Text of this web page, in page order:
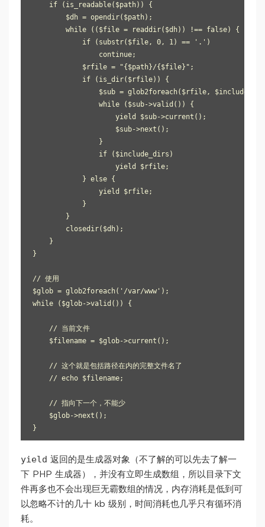
    if (is_readable($path)) {
        $dh = opendir($path);
        while (($file = readdir($dh)) !== false) {
            if (substr($file, 0, 1) == '.')
                continue;
            $rfile = "{$path}/{$file}";
            if (is_dir($rfile)) {
$sub = glob2foreach($rfile,
                while ($sub->valid()) {
                    yield $sub->current();
                    $sub->next();
                }
                if ($include_dirs)
                    yield $rfile;
            } else {
                yield $rfile;
            }
        }
        closedir($dh);
    }
}
// 使用
$glob = glob2foreach('/var/www');
while ($glob->valid()) {
    // 当前文件
    $filename = $glob->current();
    // 这个就是包括路径在内的完整文件名了
    // echo $filename;
    // 指向下一个，不能少
    $glob->next();
yield 返回的是生成器对象（不了解的可以先去了解一
下 PHP 生成器），并没有立即生成数组，所以目录下文
件再多也不会出现巨无霸数组的情况，内存消耗是低到可
以忽略不计的几十 kb 级别，时间消耗也几乎只有循环消
耗。